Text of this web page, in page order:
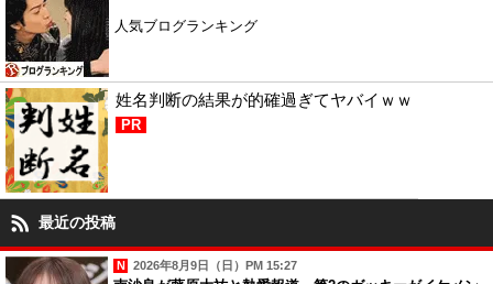
人気ブログランキング
姓名判断の結果が的確過ぎてヤバイｗｗ
PR
最近の投稿
2026年8月9日（日）PM 15:27